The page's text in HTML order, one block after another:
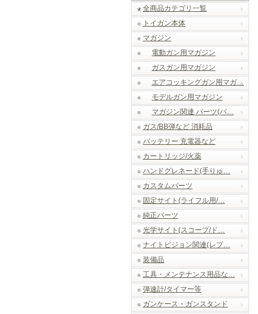
全商品カテゴリ一覧
トイガン本体
マガジン
電動ガン用マガジン
ガスガン用マガジン
エアコッキングガン用マガ…
モデルガン用マガジン
マガジン関連 パーツ(バ…
ガス/BB弾など 消耗品
バッテリー 充電器など
カートリッジ/火薬
ハンドグレネード(手りゅ…
カスタムパーツ
固定サイト(ライフル用/…
純正パーツ
光学サイト(スコープ/ド…
ナイトビジョン関連(レプ…
装備品
工具・メンテナンス用品な…
弾速計/タイマー等
ガンケース・ガンスタンド